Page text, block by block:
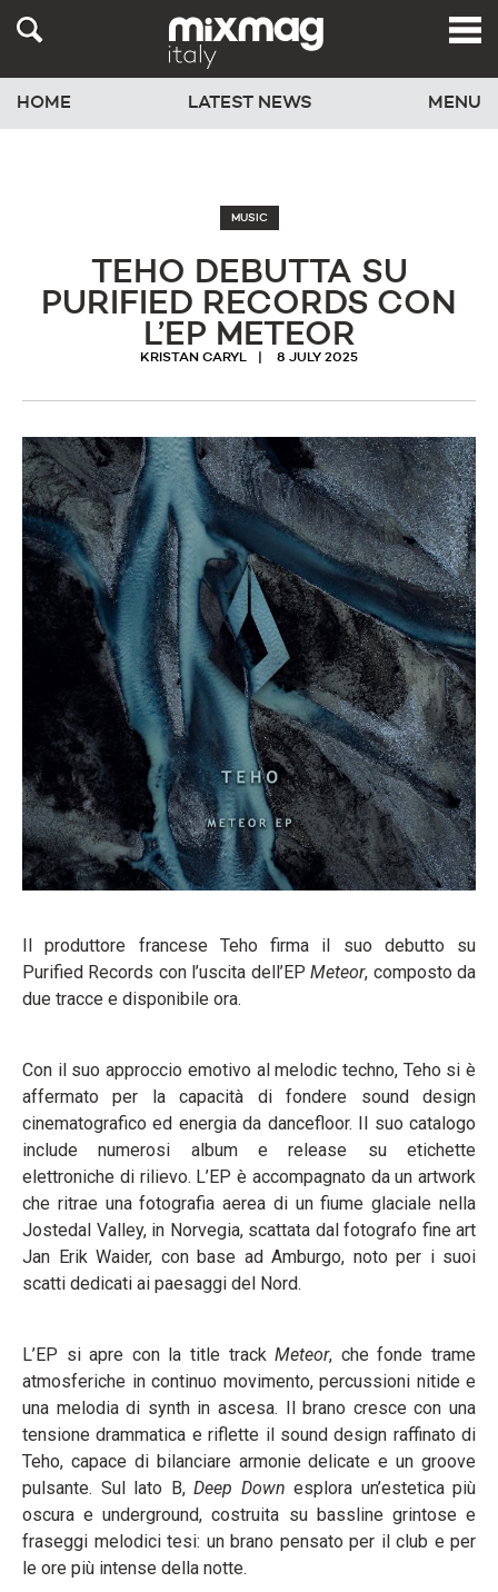
HOME LATEST NEWS MENU
MUSIC
TEHO DEBUTTA SU
PURIFIED RECORDS CON
L’EP METEOR
KRISTAN CARYL 8 JULY 2025
Il produttore francese Teho firma il suo debutto su
Purified Records con l’uscita dell’EPMeteor, composto da
due tracce e disponibile ora.
Con il suo approccio emotivo al melodic techno, Teho si è
affermato per la capacità di fondere sound design
cinematografico ed energia da dancefloor. Il suo catalogo
include numerosi album e release su etichette
elettroniche di rilievo. L’EP è accompagnato da un artwork
che ritrae una fotografia aerea di un fiume glaciale nella
Jostedal Valley, in Norvegia, scattata dal fotografo fine art
Jan Erik Waider, con base ad Amburgo, noto per i suoi
scatti dedicati ai paesaggi del Nord.
L’EP si apre con la title trackMeteor, che fonde trame
atmosferiche in continuo movimento, percussioni nitide e
una melodia di synth in ascesa. Il brano cresce con una
tensione drammatica e riflette il sound design raffinato di
Teho, capace di bilanciare armonie delicate e un groove
pulsante. Sul lato B, Deep Down esplora un’estetica più
oscura e underground, costruita su bassline grintose e
fraseggi melodici tesi: un brano pensato per il club e per
le ore più intense della notte.